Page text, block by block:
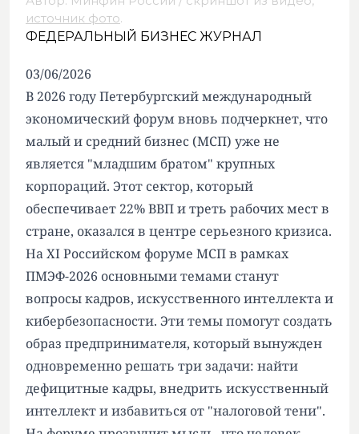
источник фото.
ФЕДЕРАЛЬНЫЙ БИЗНЕС ЖУРНАЛ
03/06/2026
В 2026 году Петербургский международный
экономический форум вновь подчеркнет, что
малый и средний бизнес (МСП) уже не
является "младшим братом" крупных
корпораций. Этот сектор, который
обеспечивает 22% ВВП и треть рабочих мест в
стране, оказался в центре серьезного кризиса.
На XI Российском форуме МСП в рамках
ПМЭФ-2026 основными темами станут
вопросы кадров, искусственного интеллекта и
кибербезопасности. Эти темы помогут создать
образ предпринимателя, который вынужден
одновременно решать три задачи: найти
дефицитные кадры, внедрить искусственный
интеллект и избавиться от "налоговой тени".